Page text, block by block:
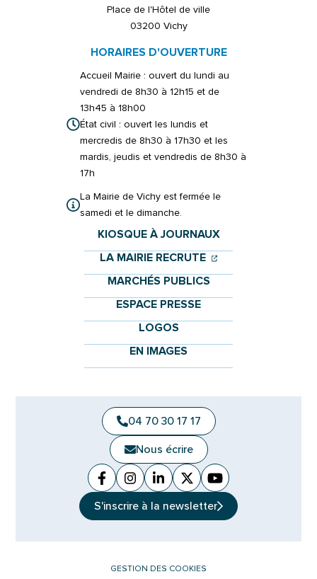
Place de l'Hôtel de ville
03200 Vichy
HORAIRES D'OUVERTURE
Accueil Mairie : ouvert du lundi au
vendredi de 8h30 à 12h15 et de
13h45 à 18h00
État civil : ouvert les lundis et
mercredis de 8h30 à 17h30 et les
mardis, jeudis et vendredis de 8h30 à
17h
La Mairie de Vichy est fermée le
samedi et le dimanche.
KIOSQUE À JOURNAUX
LA MAIRIE RECRUTE (OUVERTURE
(OUVERTURE
MARCHÉS PUBLICS
ESPACE PRESSE
LOGOS
EN IMAGES
04 70 30 17 17
Nous écrire
Facebook
(ouverture dans un nouvel onglet)
Instagram
(ouverture dans un nouvel
Linkedin
(ouverture dans un nouvel
X (Twitter)
(ouverture dans un
YouTube
(ouverture dans
S'inscrire à la newsletter
GESTION DES COOKIES